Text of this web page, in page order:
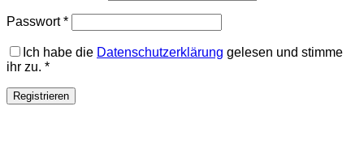
Passwort*Erforderlich
Ich habe die Datenschutzerklärung gelesen und stimme
ihr zu. *
Registrieren